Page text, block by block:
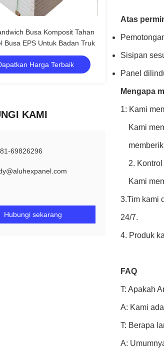
Busa Komposit Tahan
Busa EPS Untuk Badan Truk
Harga Terbaik
KAMI
69826296
Hubungi sekarang
Atas
Sisipan
Panel
Mengapa
1: Kami
Kami
2.
Kami
3.Tim kami
24/7.
4. Produk
FAQ
T: Apakah
A: Kami
T: Berapa
A: